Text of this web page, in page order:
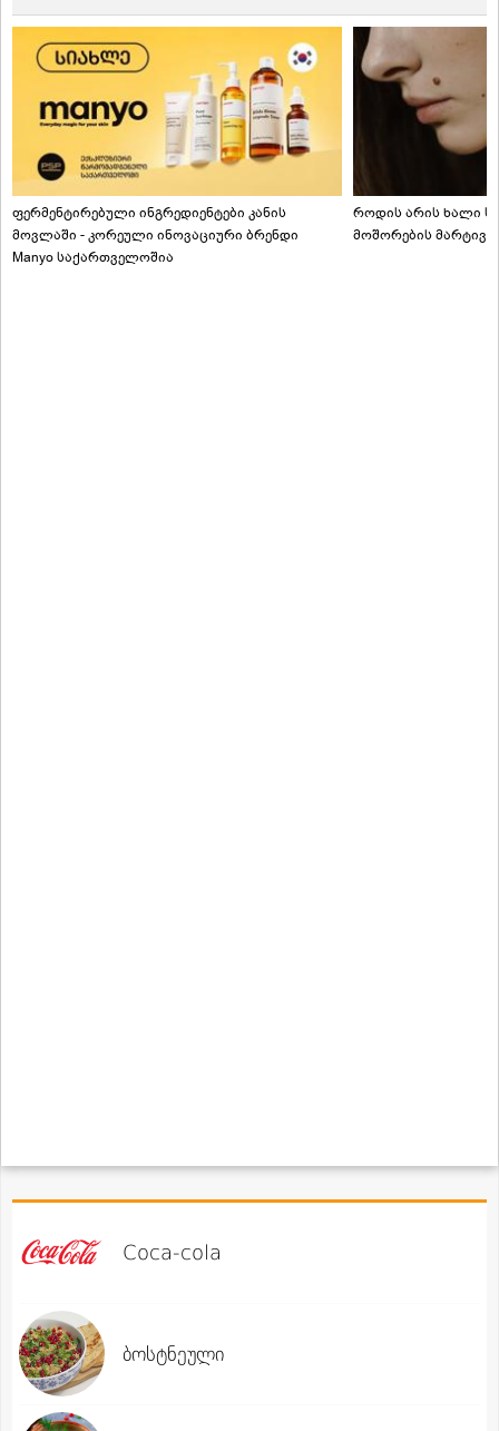
ფერმენტირებული ინგრედიენტები კანის
მოვლაში - კორეული ინოვაციური ბრენდი
Manyo საქართველოშია
როდის არის ხალი
მოშორების
Coca-cola
ბოსტნეული